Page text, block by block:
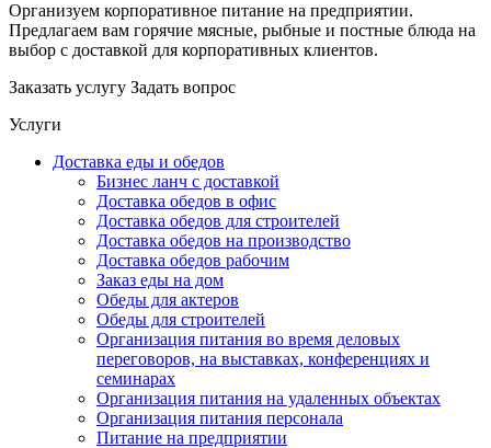
Организуем корпоративное питание на предприятии.
Предлагаем вам горячие мясные, рыбные и постные блюда на
выбор с доставкой для корпоративных клиентов.
Заказать услугу Задать вопрос
Услуги
Доставка еды и обедов
Бизнес ланч с доставкой
Доставка обедов в офис
Доставка обедов для строителей
Доставка обедов на производство
Доставка обедов рабочим
Заказ еды на дом
Обеды для актеров
Обеды для строителей
Организация питания во время деловых
переговоров, на выставках, конференциях и
семинарах
Организация питания на удаленных объектах
Организация питания персонала
Питание на предприятии